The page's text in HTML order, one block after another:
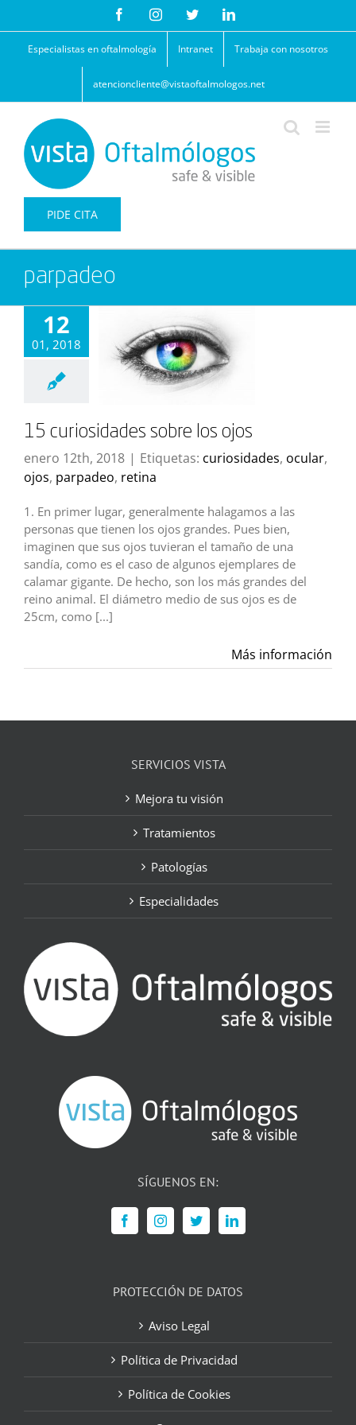
contenido
FacebookInstagramTwitterLinkedIn
Especialistas en oftalmología Intranet Trabaja con nosotros
atencioncliente@vistaoftalmologos.net
PIDE CITA
parpadeo
12
01, 2018
15 curiosidades sobre los ojos
enero 12th, 2018 | Etiquetas: curiosidades, ocular,
ojos, parpadeo, retina
1. En primer lugar, generalmente halagamos a las
personas que tienen los ojos grandes. Pues bien,
imaginen que sus ojos tuvieran el tamaño de una
sandía, como es el caso de algunos ejemplares de
calamar gigante. De hecho, son los más grandes del
reino animal. El diámetro medio de sus ojos es de
25cm, como [...]
Más información
SERVICIOS VISTA
Mejora tu visión
Tratamientos
Patologías
Especialidades
SÍGUENOS EN:
PROTECCIÓN DE DATOS
Aviso Legal
Política de Privacidad
Política de Cookies